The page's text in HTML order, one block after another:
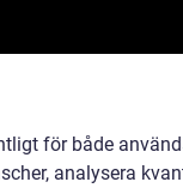
för både
analysera